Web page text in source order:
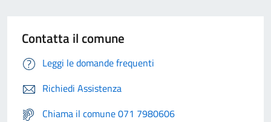
Contatta il comune
Leggi le domande frequenti
Richiedi Assistenza
Chiama il comune 071 7980606